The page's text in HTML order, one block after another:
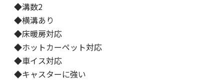
◆溝数2
◆横溝あり
◆床暖房対応
◆ホットカーペット対応
◆車イス対応
◆キャスターに強い